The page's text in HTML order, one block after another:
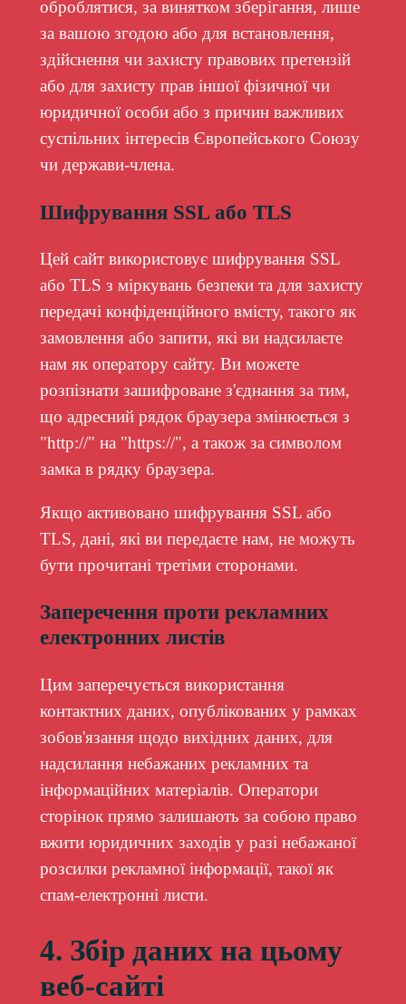
оброблятися, за винятком зберігання, лише
за вашою згодою або для встановлення,
здійснення чи захисту правових претензій
або для захисту прав іншої фізичної чи
юридичної особи або з причин важливих
суспільних інтересів Європейського Союзу
чи держави-члена.
Шифрування SSL або TLS
Цей сайт використовує шифрування SSL
або TLS з міркувань безпеки та для захисту
передачі конфіденційного вмісту, такого як
замовлення або запити, які ви надсилаєте
нам як оператору сайту. Ви можете
розпізнати зашифроване з'єднання за тим,
що адресний рядок браузера змінюється з
"http://" на "https://", а також за символом
замка в рядку браузера.
Якщо активовано шифрування SSL або
TLS, дані, які ви передаєте нам, не можуть
бути прочитані третіми сторонами.
Заперечення проти рекламних
електронних листів
Цим заперечується використання
контактних даних, опублікованих у рамках
зобов'язання щодо вихідних даних, для
надсилання небажаних рекламних та
інформаційних матеріалів. Оператори
сторінок прямо залишають за собою право
вжити юридичних заходів у разі небажаної
розсилки рекламної інформації, такої як
спам-електронні листи.
4. Збір даних на цьому
веб-сайті